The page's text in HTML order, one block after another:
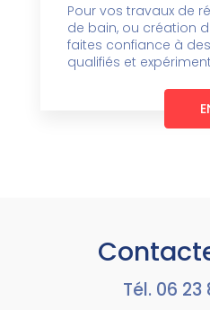
Pour vos travaux de
de bain, ou création
faites confiance à
qualifiés et
Tél. 06 23